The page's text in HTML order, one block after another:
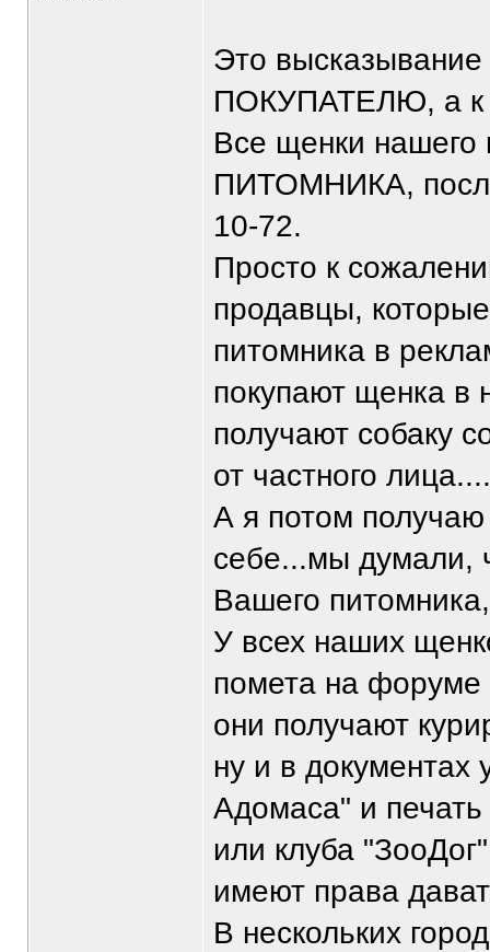
Это
ПОКУПАТЕЛЮ, а
Все щенки нашего
ПИТОМНИКА,
10-72.
Просто к
продавцы,
питомника в
покупают щенка в
получают собаку
от частного лица....
А я потом получаю
себе...мы думали,
Вашего
У всех наших
помета на
они получают
ну и в документах
Адомаса" и
или клуба
имеют права
В нескольких